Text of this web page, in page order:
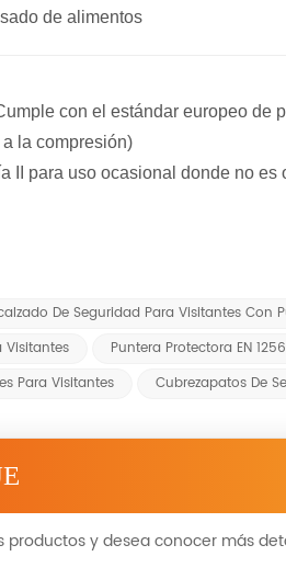
de alimentos
con el estándar europeo de
la compresión)
II para uso ocasional donde no
De Seguridad Para Visitantes Con
Visitantes
Puntera Protectora EN
Para Visitantes
Cubrezapatos De
productos y desea conocer más